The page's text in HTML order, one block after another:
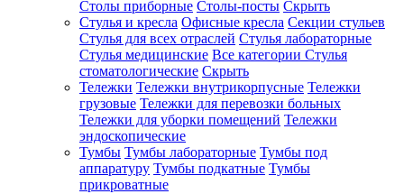
Столы приборные Столы-посты Скрыть
Стулья и кресла Офисные кресла Секции стульев
Стулья для всех отраслей Стулья лабораторные
Стулья медицинские Все категории Стулья
стоматологические Скрыть
Тележки Тележки внутрикорпусные Тележки
грузовые Тележки для перевозки больных
Тележки для уборки помещений Тележки
эндоскопические
Тумбы Тумбы лабораторные Тумбы под
аппаратуру Тумбы подкатные Тумбы
прикроватные